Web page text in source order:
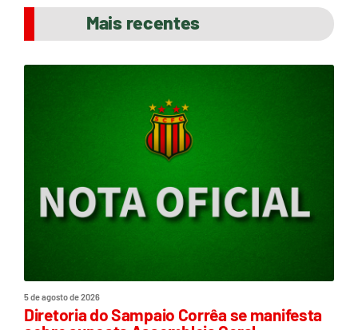
Mais recentes
5 de agosto de 2026
Diretoria do Sampaio Corrêa se manifesta